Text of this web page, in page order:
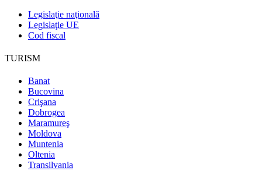
Legislaţie naţională
Legislaţie UE
Cod fiscal
TURISM
Banat
Bucovina
Crişana
Dobrogea
Maramureş
Moldova
Muntenia
Oltenia
Transilvania